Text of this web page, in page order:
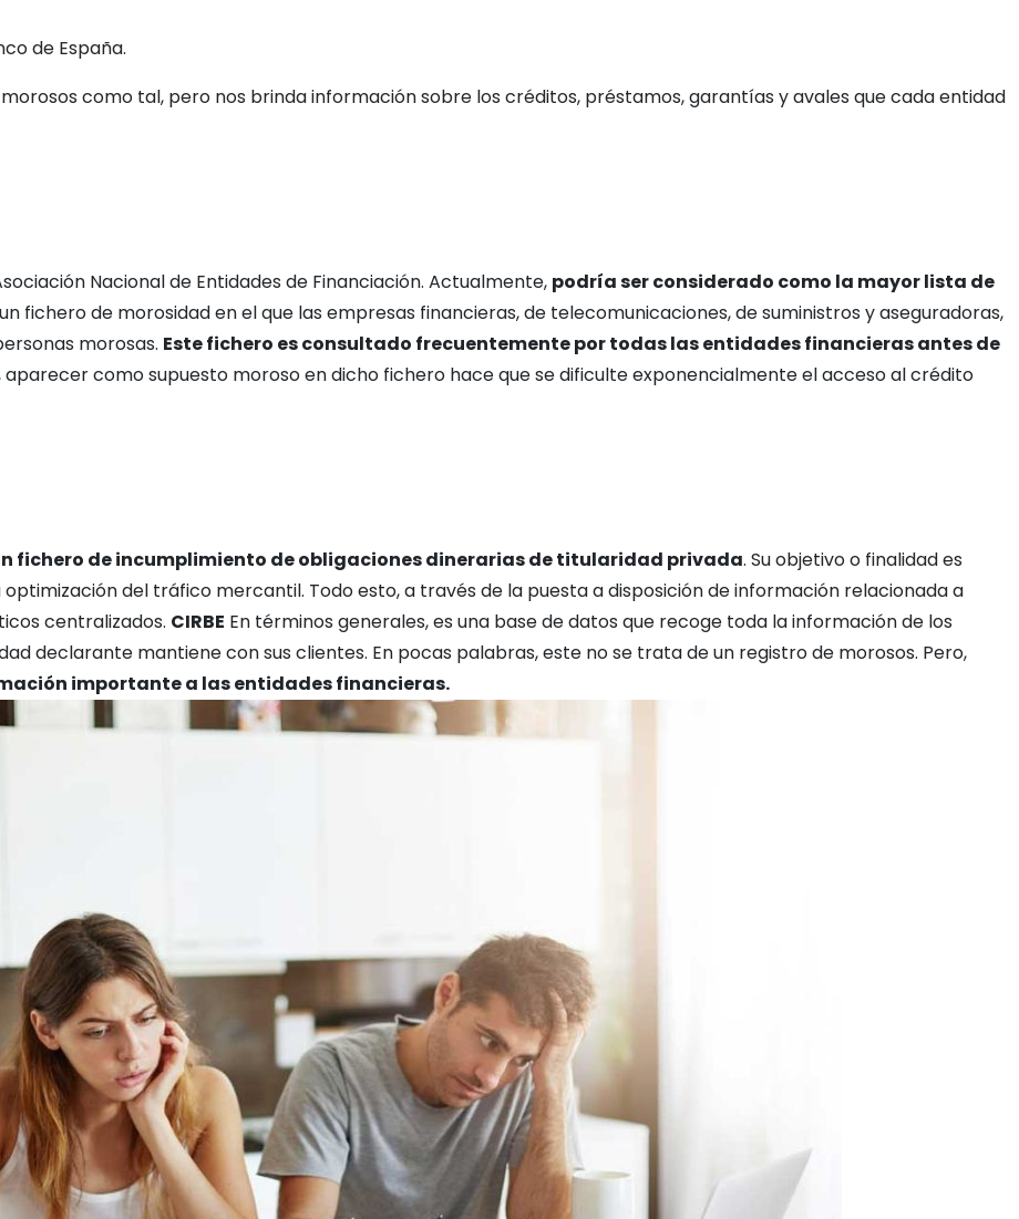
de España.
como tal, pero nos brinda información sobre los créditos, préstamos, garantías y avales que cada entidad
Nacional de Entidades de Financiación. Actualmente, podría ser considerado como la mayor lista de
fichero de morosidad en el que las empresas financieras, de telecomunicaciones, de suministros y aseguradoras,
morosas. Este fichero es consultado frecuentemente por todas las entidades financieras antes de
aparecer como supuesto moroso en dicho fichero hace que se dificulte exponencialmente el acceso al crédito
fichero de incumplimiento de obligaciones dinerarias de titularidad privada. Su objetivo o finalidad es
del tráfico mercantil. Todo esto, a través de la puesta a disposición de información relacionada a
centralizados. CIRBE En términos generales, es una base de datos que recoge toda la información de los
declarante mantiene con sus clientes. En pocas palabras, este no se trata de un registro de morosos. Pero,
importante a las entidades financieras.